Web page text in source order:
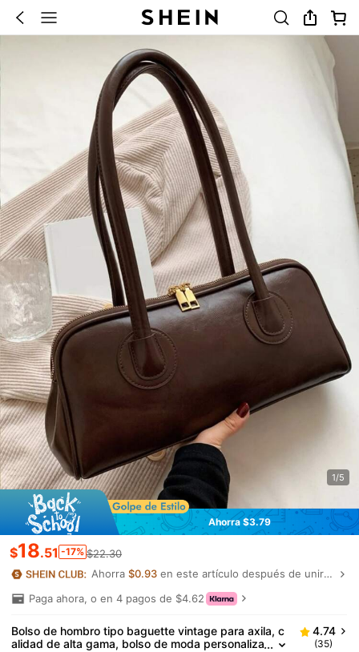
1/5
Ahorra $3.79
$18.51 -17% $22.30
Ahorra$0.93 en este artículo después de unirte.
Paga ahora, o en 4 pagos de $4.62
Bolso de hombro tipo baguette vintage para axila, c
alidad de alta gama, bolso de moda personaliza
4.74
(35)